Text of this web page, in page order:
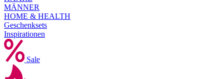
MÄNNER
HOME & HEALTH
Geschenksets
Inspirationen
Sale